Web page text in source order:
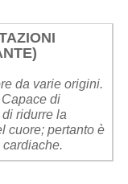
da varie origini.
di
ridurre la
cuore; pertanto è